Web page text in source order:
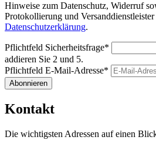
Hinweise zum Datenschutz, Widerruf
Protokollierung und
Datenschutzerklärung.
Pflichtfeld Sicherheitsfrage*
addieren Sie 2 und 5.
Pflichtfeld E-Mail-Adresse*
Abonnieren
Kontakt
Die wichtigsten Adressen auf einen